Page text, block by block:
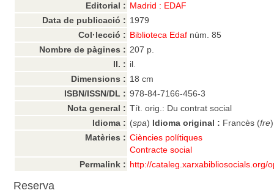
Editorial : Madrid : EDAF
Data de publicació : 1979
Col·lecció : Biblioteca Edaf núm. 85
Nombre de pàgines : 207 p.
ll. : il.
Dimensions : 18 cm
ISBN/ISSN/DL : 978-84-7166-456-3
Nota general : Tít. orig.: Du contrat social
Idioma : (spa) Idioma original : Francès (fre)
Matèries : Ciències polítiques
Contracte social
Permalink : http://cataleg.xarxabibliosocials.org/
Reserva